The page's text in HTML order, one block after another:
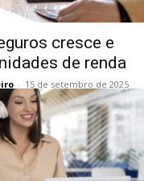
cresce e
de renda
- 15 de setembro de 2025